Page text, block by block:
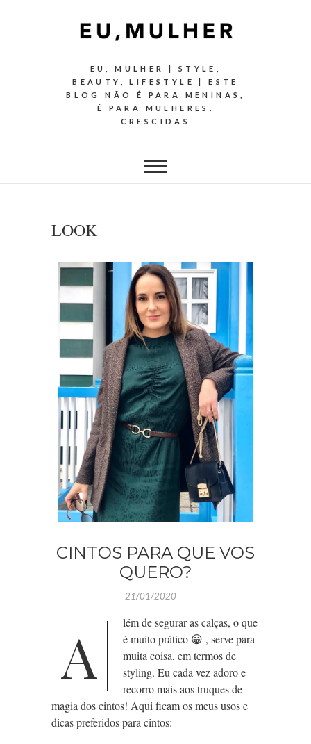
EU, MULHER | STYLE,
BEAUTY, LIFESTYLE | ESTE
BLOG NÃO É PARA MENINAS,
É PARA MULHERES.
CRESCIDAS
LOOK
CINTOS PARA QUE VOS
QUERO?
21/01/2020
A
lém de segurar as calças, o que
é muito prático 😀 , serve para
muita coisa, em termos de
styling. Eu cada vez adoro e
recorro mais aos truques de
magia dos cintos! Aqui ficam os meus usos e
dicas preferidos para cintos: